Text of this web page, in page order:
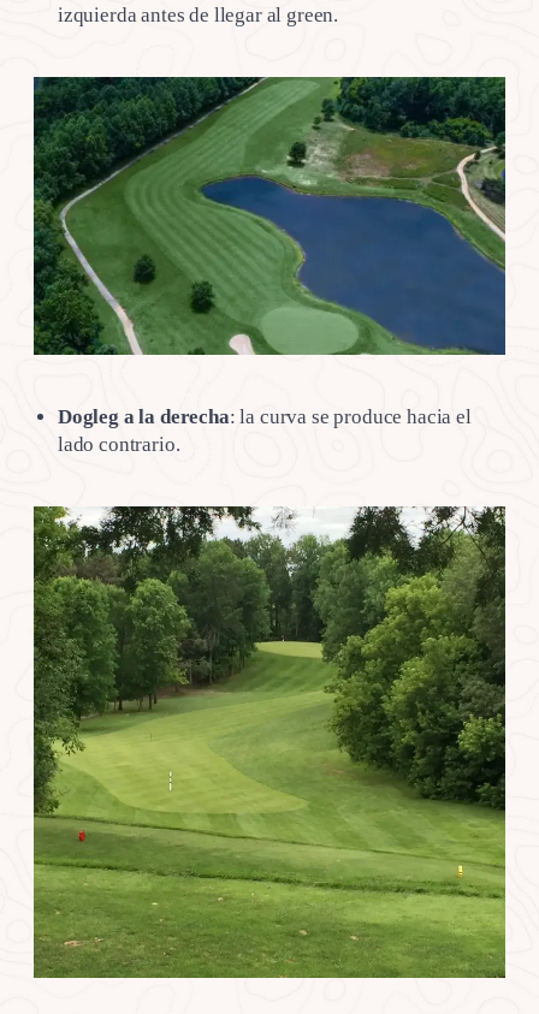
izquierda antes de llegar al green.
Dogleg a la derecha: la curva se produce hacia el
lado contrario.